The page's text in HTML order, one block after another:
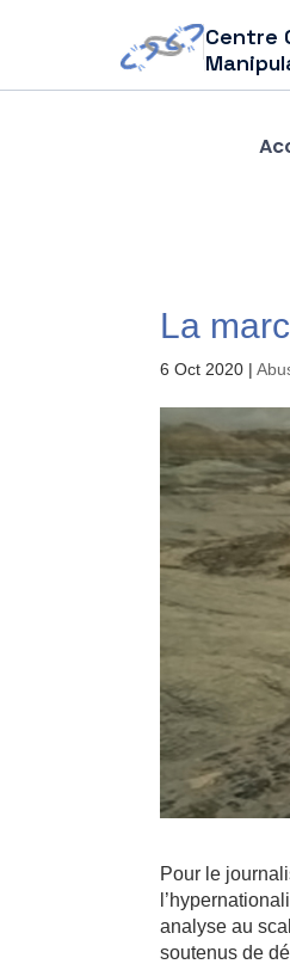
Centre
La
6 Oct 2020 |
Pour le
analyse au
soutenus de